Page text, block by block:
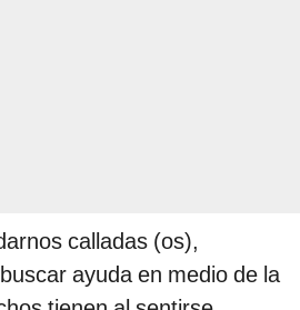
calladas (os),
ayuda en medio de la